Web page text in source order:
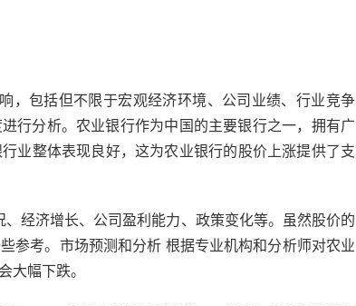
，包括但不限于宏观经济环境、公司业绩、行业竞争
行分析。农业银行作为中国的主要银行之一，拥有广
业整体表现良好，这为农业银行的股价上涨提供了支
经济增长、公司盈利能力、政策变化等。虽然股价的
参考。市场预测和分析 根据专业机构和分析师对农业
大幅下跌。